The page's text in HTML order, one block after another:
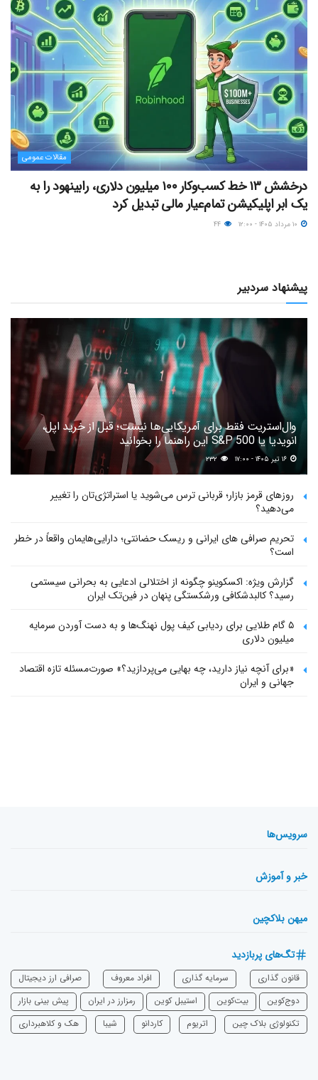
مقالات عمومی
درخشش ۱۳ خط کسب‌وکار ۱۰۰ میلیون دلاری، رابینهود را به
یک ابر اپلیکیشن تمام‌عیار مالی تبدیل کرد
پیشنهاد سردبیر
وال‌استریت فقط برای آمریکایی‌ها نیست؛ قبل از خرید اپل،
انویدیا یا S&P 500 این راهنما را بخوانید
۲۳۲
روزهای قرمز بازار؛ قربانی ترس می‌شوید یا استراتژی‌تان را تغییر
می‌دهید؟
تحریم صرافی های ایرانی و ریسک حضانتی؛ دارایی‌هایمان واقعاً در خطر
است؟
گزارش ویژه: اکسکوینو چگونه از اختلالی ادعایی به بحرانی سیستمی
رسید؟ کالبدشکافی ورشکستگی پنهان در فین‌تک ایران
۵ گام طلایی برای ردیابی کیف پول‌ نهنگ‌ها و به دست آوردن سرمایه
میلیون دلاری
«برای آنچه نیاز دارید، چه بهایی می‌پردازید؟» صورت‌مسئله تازه اقتصاد
جهانی و ایران
سرویس‌ها
خبر و آموزش
میهن بلاکچین
تگ‌های پربازدید
قانون گذاری سرمایه‌ گذاری افراد معروف
صرافی ارز دیجیتال
دوج‌کوین
بیت‌کوین استیبل کوین رمزارز در ایران
پیش بینی بازار
تکنولوژی بلاک چین
اتریوم ‌کاردانو شیبا هک و کلاهبرداری